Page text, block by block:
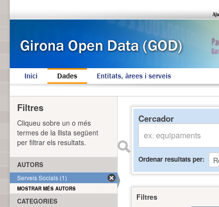
Inici Dades Entitats, àrees i serveis
Cercador
Ordenar resultats per
Filtres
Filtres
Cliqueu sobre un o més
termes de la llista següent
per filtrar els resultats.
AUTORS
Serveis Socials (1)
MOSTRAR MÉS AUTORS
CATEGORIES